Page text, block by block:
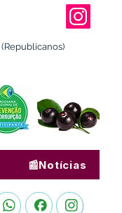
(Republicanos)
📰Notícias